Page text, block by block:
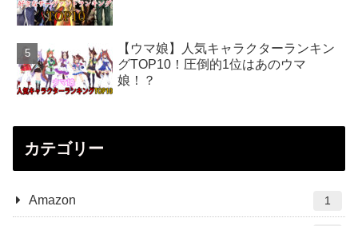
【ウマ娘】人気キャラクターランキン
グTOP10！圧倒的1位はあのウマ
娘！？
カテゴリー
Amazon 1